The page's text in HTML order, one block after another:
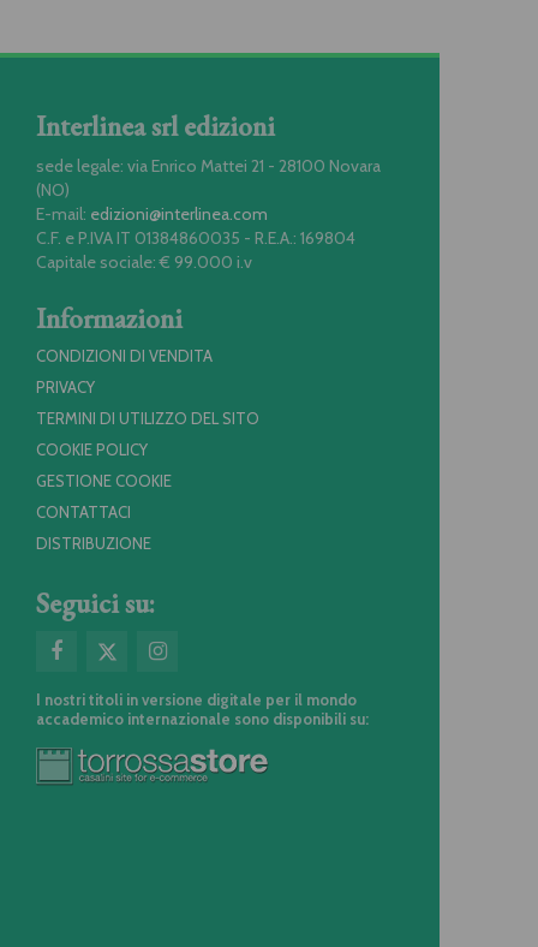
Interlinea srl edizioni
sede legale: via Enrico Mattei 21 - 28100 Novara
(NO)
E-mail: edizioni@interlinea.com
C.F. e P.IVA IT 01384860035 - R.E.A.: 169804
Capitale sociale: € 99.000 i.v
Informazioni
CONDIZIONI DI VENDITA
PRIVACY
TERMINI DI UTILIZZO DEL SITO
COOKIE POLICY
GESTIONE COOKIE
CONTATTACI
DISTRIBUZIONE
Seguici su:
I nostri titoli in versione digitale per il mondo
accademico internazionale sono disponibili su: